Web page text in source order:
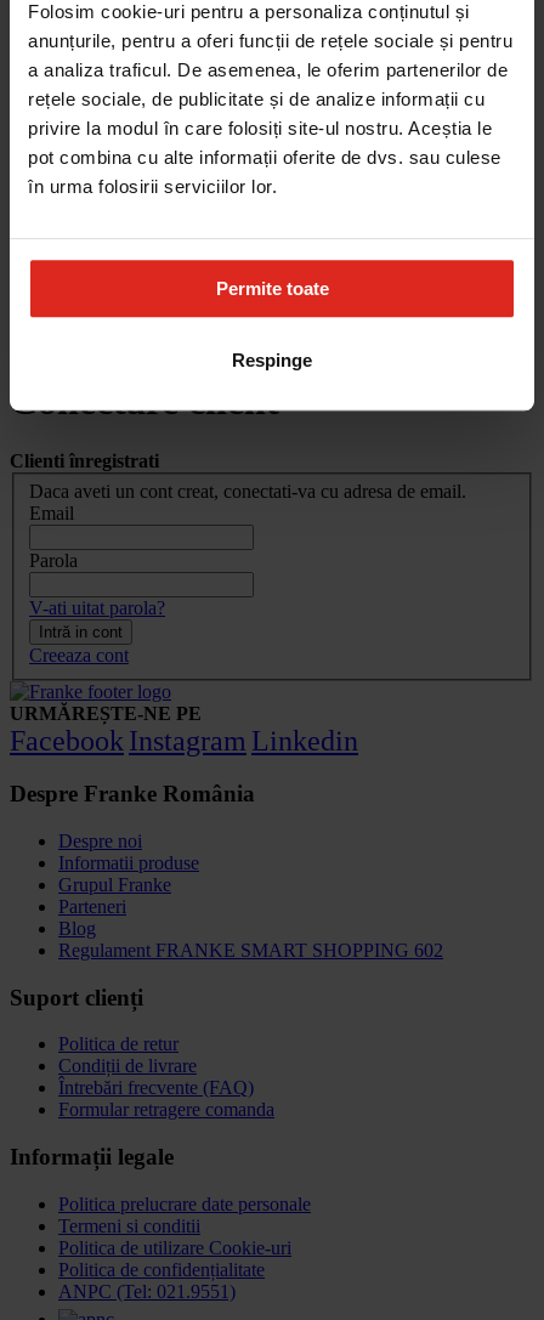
Folosim cookie-uri pentru a personaliza conținutul și
anunțurile, pentru a oferi funcții de rețele sociale și pentru
a analiza traficul. De asemenea, le oferim partenerilor de
rețele sociale, de publicitate și de analize informații cu
privire la modul în care folosiți site-ul nostru. Aceștia le
pot combina cu alte informații oferite de dvs. sau culese
în urma folosirii serviciilor lor.
Permite toate
Respinge
Piese de schimb
Cautare dupa produse
Cautare dupa piesa
Cautare dupa produse
Cautare dupa piesa
Cum aleg
Devino partener
Conectare client
Clienti înregistrati
Daca aveti un cont creat, conectati-va cu adresa de email.
Email
Parola
V-ati uitat parola?
Intră in cont
Creeaza cont
URMĂREȘTE-NE PE
FacebookInstagram Linkedin
Despre Franke România
Despre noi
Informatii produse
Grupul Franke
Parteneri
Blog
Regulament FRANKE SMART SHOPPING 602
Suport clienți
Politica de retur
Condiții de livrare
Întrebări frecvente (FAQ)
Formular retragere comanda
Informații legale
Politica prelucrare date personale
Termeni si conditii
Politica de utilizare Cookie-uri
Politica de confidențialitate
ANPC (Tel: 021.9551)